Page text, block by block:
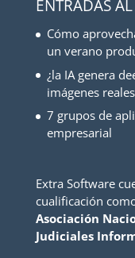
ENTRADAS
Cómo
un verano
¿la IA genera
imágenes
7 grupos de
empresarial
Extra Software
cualificación
Asociación
Judiciales